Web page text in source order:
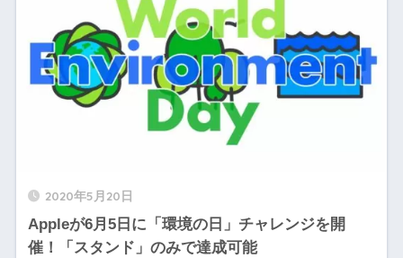
2020年5月20日
Appleが6月5日に「環境の日」チャレンジを開
催！「スタンド」のみで達成可能